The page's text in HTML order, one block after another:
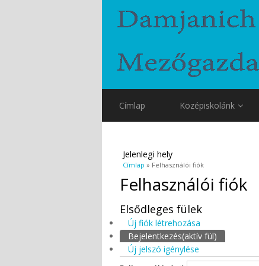
Címlap Középiskolánk
Jelenlegi hely
Címlap » Felhasználói fiók
Felhasználói fiók
Elsődleges fülek
Új fiók létrehozása
Bejelentkezés(aktív fül)
Új jelszó igénylése